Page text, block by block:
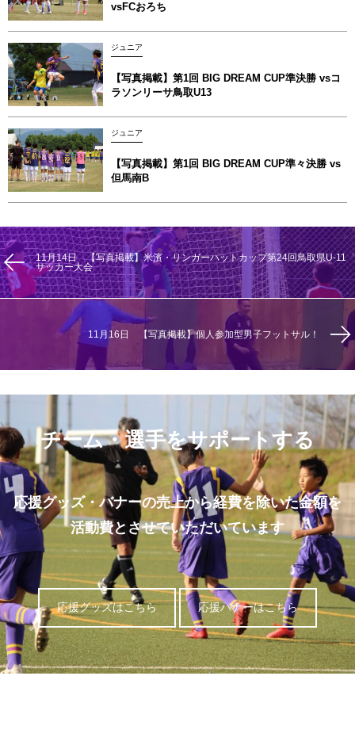
vsFCおろち
ジュニア
【写真掲載】第1回 BIG DREAM CUP準決勝 vsコ
ラソンリーサ鳥取U13
ジュニア
【写真掲載】第1回 BIG DREAM CUP準々決勝 vs
但馬南B
11月14日 【写真掲載】米濱・リンガーハットカップ第24回鳥取県U-11
サッカー大会
11月16日 【写真掲載】個人参加型男子フットサル！
チーム・選手をサポートする
応援グッズ・バナーの売上から経費を除いた金額を
活動費とさせていただいています
応援グッズはこちら 応援バナーはこちら